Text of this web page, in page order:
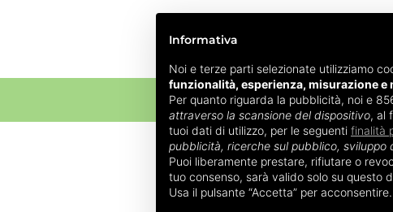
Informativa
Noi e terze parti selezionate utilizziamo
funzionalità, esperienza, misurazione
Per quanto riguarda la pubblicità, noi e
attraverso la scansione del dispositivo, al
tuoi dati di utilizzo, per le seguenti finalità
pubblicità, ricerche sul pubblico, sviluppo
Puoi liberamente prestare, rifiutare o
tuo consenso, sarà valido solo su questo
Usa il pulsante “Accetta” per
ALLATTAMENTO
Home» Cuscino allattamento»
Cuscino da